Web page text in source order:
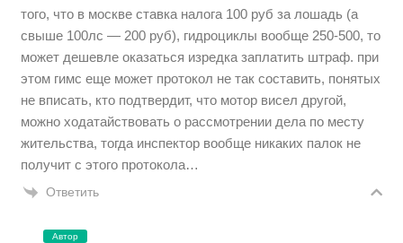
того, что в москве ставка налога 100 руб за лошадь (а
свыше 100лс — 200 руб), гидроциклы вообще 250-500, то
может дешевле оказаться изредка заплатить штраф. при
этом гимс еще может протокол не так составить, понятых
не вписать, кто подтвердит, что мотор висел другой,
можно ходатайствовать о рассмотрении дела по месту
жительства, тогда инспектор вообще никаких палок не
получит с этого протокола…
Ответить
Автор